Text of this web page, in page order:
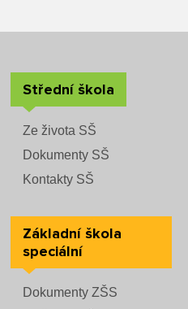
Střední škola
Ze života SŠ
Dokumenty SŠ
Kontakty SŠ
Základní škola
speciální
Dokumenty ZŠS